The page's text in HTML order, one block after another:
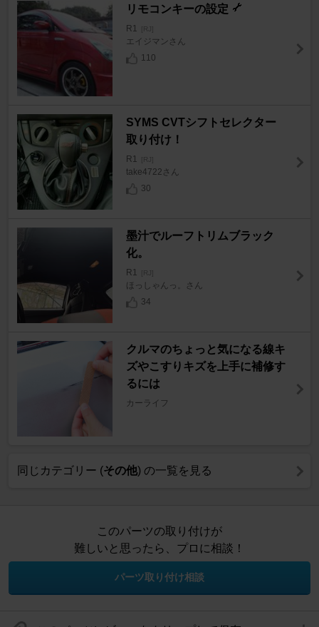
リモコンキーの設定
R1 [RJ]
エイジマンさん
110
SYMS CVTシフトセレクター
取り付け！
R1 [RJ]
take4722さん
30
墨汁でルーフトリムブラック
化。
R1 [RJ]
ほっしゃんっ。さん
34
クルマのちょっと気になる線キ
ズやこすりキズを上手に補修す
るには
カーライフ
同じカテゴリー (その他) の一覧を見る
このパーツの取り付けが
難しいと思ったら、プロに相談！
パーツ取り付け相談